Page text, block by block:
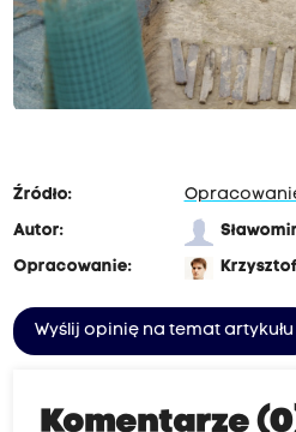
Źródło:
Autor:
Opracowanie:
Wyślij opinię na temat artykułu
Komentarze